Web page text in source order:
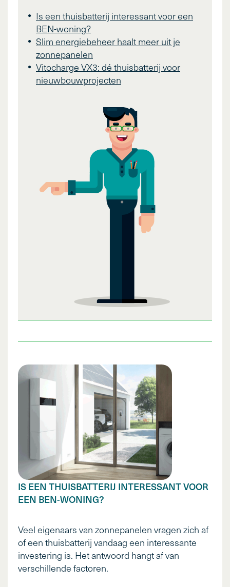
Is een thuisbatterij interessant voor een
BEN-woning?
Slim energiebeheer haalt meer uit je
zonnepanelen
Vitocharge VX3: dé thuisbatterij voor
nieuwbouwprojecten
IS EEN THUISBATTERIJ INTERESSANT VOOR
EEN BEN-WONING?
Veel eigenaars van zonnepanelen vragen zich af
of een thuisbatterij vandaag een interessante
investering is. Het antwoord hangt af van
verschillende factoren.